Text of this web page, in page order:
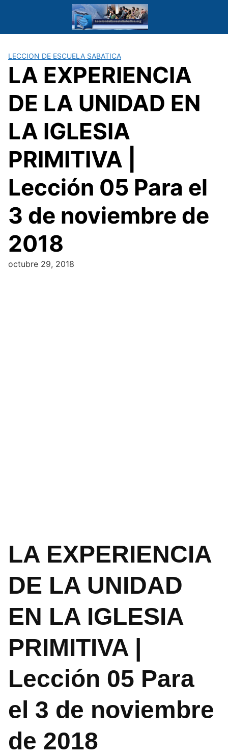
LECCION DE ESCUELA SABATICA
LA EXPERIENCIA
DE LA UNIDAD EN
LA IGLESIA
PRIMITIVA |
Lección 05 Para el
3 de noviembre de
2018
octubre 29, 2018
LA EXPERIENCIA
DE LA UNIDAD
EN LA IGLESIA
PRIMITIVA |
Lección 05 Para
el 3 de noviembre
de 2018